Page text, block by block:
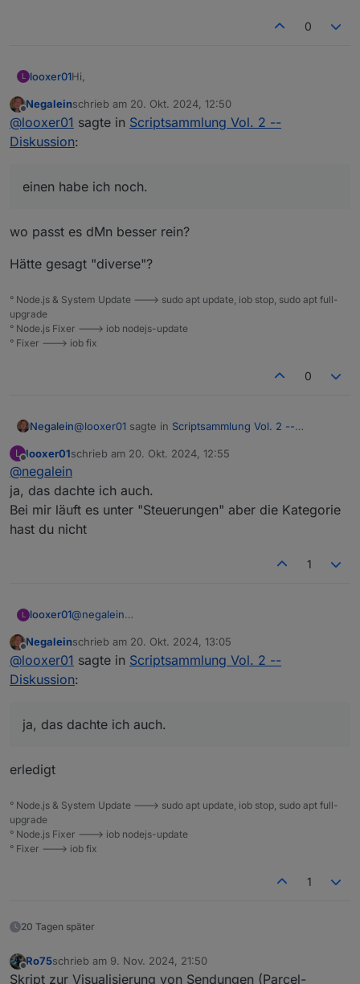
0
L looxer01Hi,
einen habe ich noch.
Es ist eine Aktionssteuerung mit flexiblen Triggern
(simple IFTTT fuer ioBroker)
vG Looxer
Offline
Negaleinschrieb am 20. Okt. 2024, 12:50
zuletzt editiert von
@looxer01 sagte in Scriptsammlung Vol. 2 --
Diskussion:
einen habe ich noch.
wo passt es dMn besser rein?
Hätte gesagt "diverse"?
° Node.js & System Update ---> sudo apt update, iob stop, sudo apt full-
upgrade
° Node.js Fixer ---> iob nodejs-update
° Fixer ---> iob fix
0
Negalein@looxer01 sagte in Scriptsammlung Vol. 2 --
wo passt es dMn besser rein?
L
Offline
looxer01schrieb am 20. Okt. 2024, 12:55
zuletzt editiert von
@negalein
ja, das dachte ich auch.
Bei mir läuft es unter "Steuerungen" aber die Kategorie
hast du nicht
1
L looxer01@negalein
Bei mir läuft es unter "Steuerungen" aber die
Kategorie hast du nicht
Offline
Negaleinschrieb am 20. Okt. 2024, 13:05
zuletzt editiert von
@looxer01 sagte in Scriptsammlung Vol. 2 --
Diskussion:
ja, das dachte ich auch.
erledigt
° Node.js & System Update ---> sudo apt update, iob stop, sudo apt full-
upgrade
° Node.js Fixer ---> iob nodejs-update
° Fixer ---> iob fix
1
20 Tagen später
Offline
Ro75schrieb am 9. Nov. 2024, 21:50
zuletzt editiert von
Skript zur Visualisierung von Sendungen (Parcel-